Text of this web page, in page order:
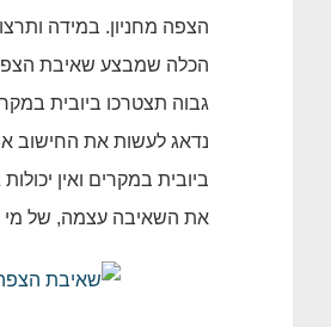
הצפה מחניון. במידה
הכלה שמבצע שאיבת הצפה
גבוה תצטרכו ביובית
נדאג לעשות את החישוב
ביובית במקרים ואין
את השאיבה עצמה, של מי